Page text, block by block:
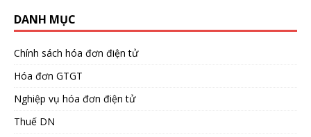
DANH MỤC
Chính sách hóa đơn điện tử
Hóa đơn GTGT
Nghiệp vụ hóa đơn điện tử
Thuế DN